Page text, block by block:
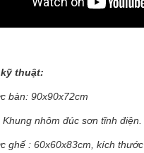
thuật:
bàn: 90x90x72cm
nhôm đúc sơn tĩnh điện.
ghế : 60x60x83cm, kích